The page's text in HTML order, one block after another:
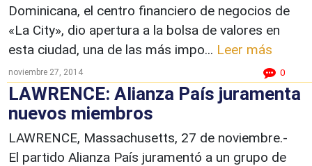
Dominicana, el centro financiero de negocios de
«La City», dio apertura a la bolsa de valores en
esta ciudad, una de las más impo... Leer más
noviembre 27, 2014 0
LAWRENCE: Alianza País juramenta
nuevos miembros
LAWRENCE, Massachusetts, 27 de noviembre.-
El partido Alianza País juramentó a un grupo de